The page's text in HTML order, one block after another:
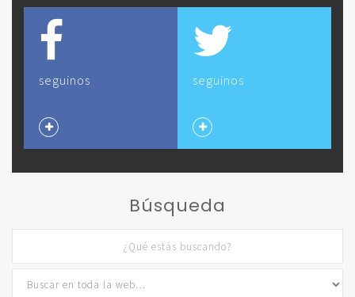
seguinos seguinos
Búsqueda